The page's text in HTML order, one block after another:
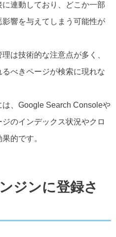
連動しており、どこか一部
響を与えてしまう可能性が
は技術的な注意点が多く、
べきページが検索に現れな
、Google Search Consoleや
のインデックス状況やクロ
的です。
ジンに登録さ